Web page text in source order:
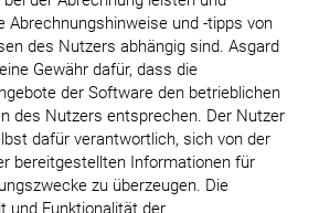
Abrechnungshinweise und -tipps von
des Nutzers abhängig sind. Asgard
Gewähr dafür, dass die
der Software den betrieblichen
des Nutzers entsprechen. Der Nutzer
dafür verantwortlich, sich von der
bereitgestellten Informationen für
zu überzeugen. Die
und Funktionalität der